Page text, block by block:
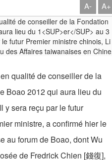
A- A+
qualité de conseiller de la
Boao 2012 qui aura lieu du
y sera reçu par le futur
ministre, a confirmé hier le
au forum de Boao, dont Wu
de Fredrick Chien [錢復],